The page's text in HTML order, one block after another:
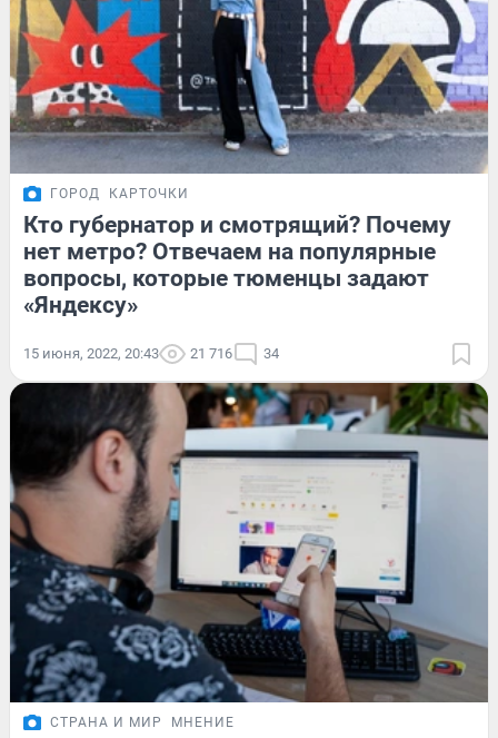
ГОРОД КАРТОЧКИ
Кто губернатор и смотрящий? Почему
нет метро? Отвечаем на популярные
вопросы, которые тюменцы задают
«Яндексу»
15 июня, 2022, 20:43 21 716 34
СТРАНА И МИР МНЕНИЕ